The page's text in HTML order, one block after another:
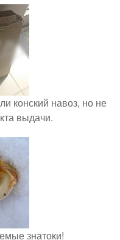
конский навоз, но не
выдачи.
знатоки!